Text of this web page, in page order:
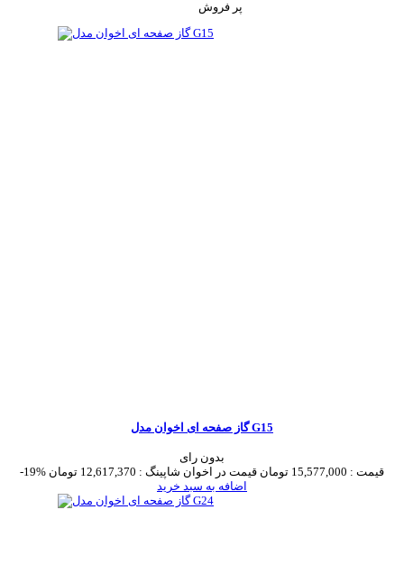
گاز صفحه ای اخوان مدل G15
بدون رای
-19%
قیمت : 15,577,000 تومان قیمت در اخوان شاپینگ : 12,617,370 تومان
اضافه به سبد خرید